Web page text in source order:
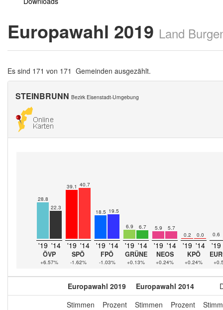
Europawahl 2019 Land
Es sind 171 von 171 Gemeinden ausgezählt.
STEINBRUNN Bezirk Eisenstadt-Umgebung
28.8
22.3
'19 '14
ÖVP
+6.57%
39.1 40.7
'19 '14
SPÖ
-1.62%
18.5 19.5
'19 '14
FPÖ
-1.03%
6.9 6.7
'19 '14
GRÜNE
+0.13%
5.9 5.7
'19 '14
NEOS
+0.24%
0.2 0.0
'19 '14
KPÖ
+0.24%
0.6
'19
Europawahl 2019 Europawahl 2014
Stimmen
Prozent Stimmen Prozent